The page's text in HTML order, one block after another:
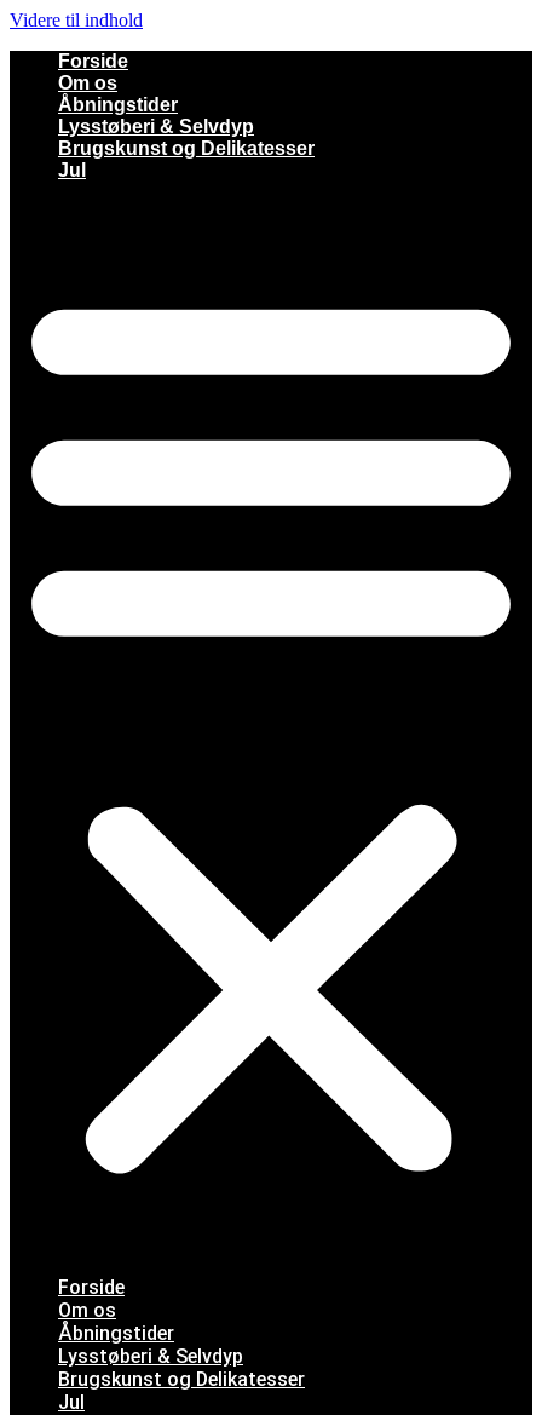
Videre til indhold
Forside
Om os
Åbningstider
Lysstøberi & Selvdyp
Brugskunst og Delikatesser
Jul
Forside
Om os
Åbningstider
Lysstøberi & Selvdyp
Brugskunst og Delikatesser
Jul